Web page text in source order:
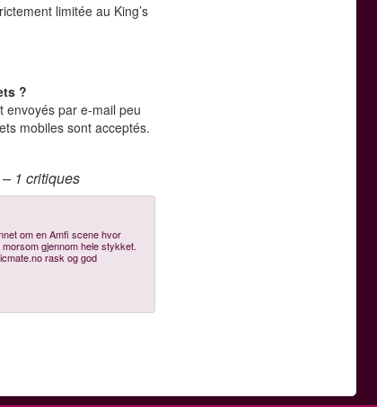
limitée au King’s
?
envoyés par e-mail peu
mobiles sont acceptés.
– 1critiques
om en Amfi scene hvor
gjennom hele stykket.
rask og god